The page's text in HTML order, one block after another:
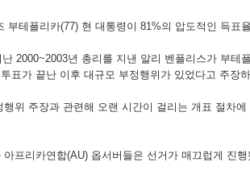
부테플리카(77) 현 대통령이 81%의 압도적인 득표
2000~2003년 총리를 지낸 알리 벤플리스가 부
표가 끝난 이후 대규모 부정행위가 있었다고 주장
위 주장과 관련해 오랜 시간이 걸리는 개표 절차
프리카연합(AU) 옵서버들은 선거가 매끄럽게 진